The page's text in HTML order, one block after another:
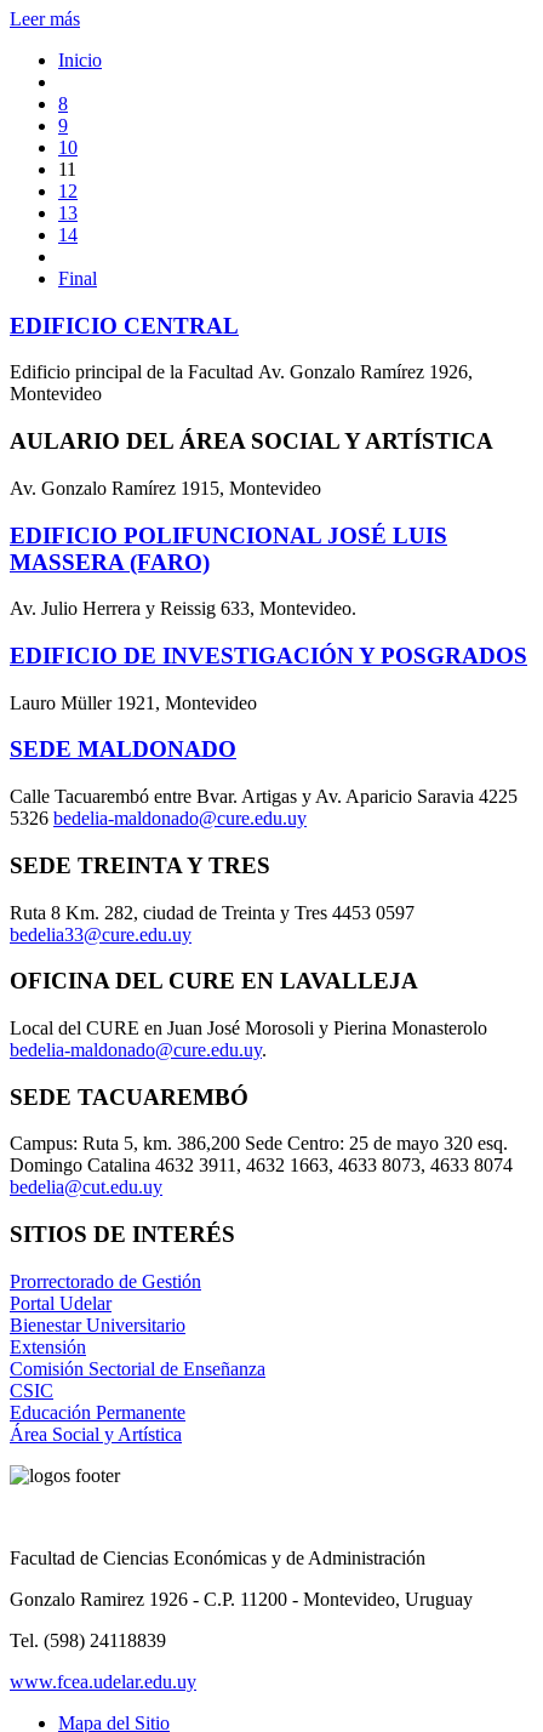
Leer más
Inicio
8
9
10
11
12
13
14
Final
EDIFICIO CENTRAL
Edificio principal de la Facultad Av. Gonzalo Ramírez 1926,
Montevideo
AULARIO DEL ÁREA SOCIAL Y ARTÍSTICA
Av. Gonzalo Ramírez 1915, Montevideo
EDIFICIO POLIFUNCIONAL JOSÉ LUIS
MASSERA (FARO)
Av. Julio Herrera y Reissig 633, Montevideo.
EDIFICIO DE INVESTIGACIÓN Y POSGRADOS
Lauro Müller 1921, Montevideo
SEDE MALDONADO
Calle Tacuarembó entre Bvar. Artigas y Av. Aparicio Saravia 4225
5326 bedelia-maldonado@cure.edu.uy
SEDE TREINTA Y TRES
Ruta 8 Km. 282, ciudad de Treinta y Tres 4453 0597
bedelia33@cure.edu.uy
OFICINA DEL CURE EN LAVALLEJA
Local del CURE en Juan José Morosoli y Pierina Monasterolo
bedelia-maldonado@cure.edu.uy.
SEDE TACUAREMBÓ
Campus: Ruta 5, km. 386,200 Sede Centro: 25 de mayo 320 esq.
Domingo Catalina 4632 3911, 4632 1663, 4633 8073, 4633 8074
bedelia@cut.edu.uy
SITIOS DE INTERÉS
Prorrectorado de Gestión
Portal Udelar
Bienestar Universitario
Extensión
Comisión Sectorial de Enseñanza
CSIC
Educación Permanente
Área Social y Artística
Facultad de Ciencias Económicas y de Administración
Gonzalo Ramirez 1926 - C.P. 11200 - Montevideo, Uruguay
Tel. (598) 24118839
www.fcea.udelar.edu.uy
Mapa del Sitio